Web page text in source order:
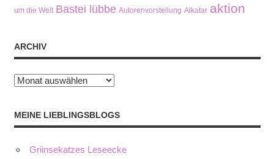
um die Welt Bastei lübbe Autorenvorstellung Alkatar aktion
ARCHIV
Archiv
MEINE LIEBLINGSBLOGS
Griinsekatzes Leseecke